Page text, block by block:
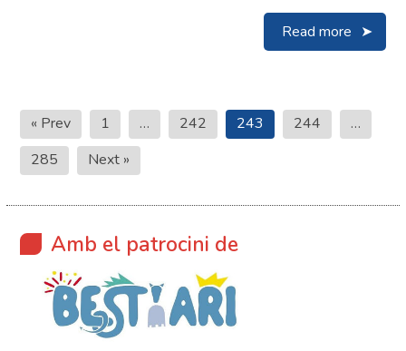
Read more
Paginació
de
les
entrades
« Prev 1 … 242 243 244
…
285
Next »
Amb el patrocini de